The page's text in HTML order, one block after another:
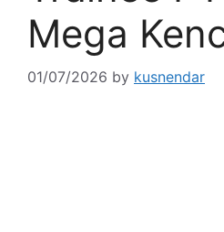
Mega
01/07/2026 by kusnendar